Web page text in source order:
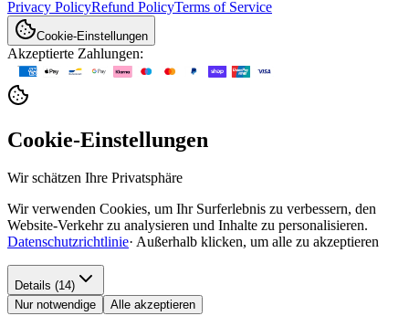
Privacy PolicyRefund PolicyTerms of Service
Cookie-Einstellungen
Akzeptierte Zahlungen:
Cookie-Einstellungen
Wir schätzen Ihre Privatsphäre
Wir verwenden Cookies, um Ihr Surferlebnis zu verbessern, den
Website-Verkehr zu analysieren und Inhalte zu personalisieren.
Datenschutzrichtlinie· Außerhalb klicken, um alle zu akzeptieren
Details (14)
Nur notwendige
Alle akzeptieren